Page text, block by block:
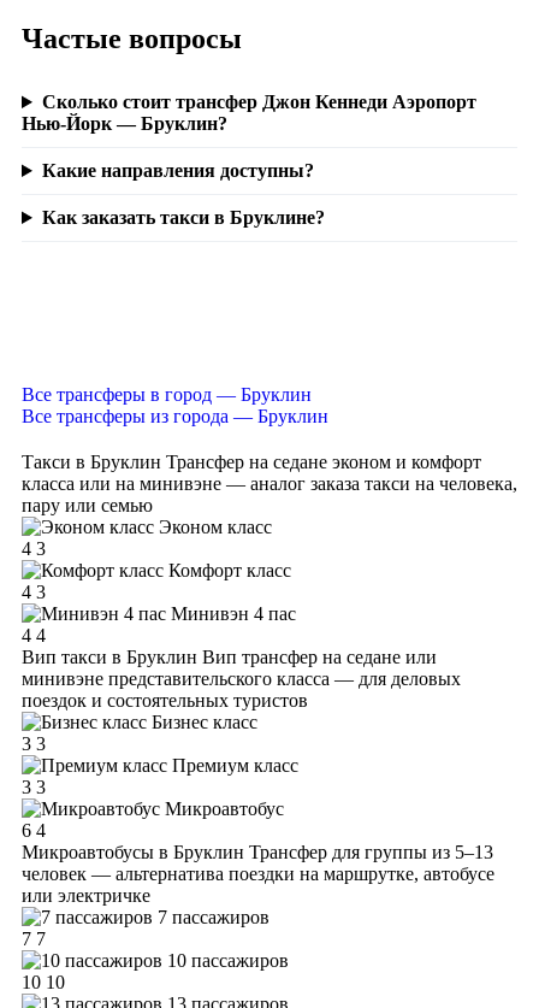
Частые вопросы
Сколько стоит трансфер Джон Кеннеди Аэропорт
Нью-Йорк — Бруклин?
Какие направления доступны?
Как заказать такси в Бруклине?
Все трансферы в город — Бруклин
Все трансферы из города — Бруклин
Такси в Бруклин Трансфер на седане эконом и комфорт
класса или на минивэне — аналог заказа такси на человека,
пару или семью
Эконом класс
4 3
Комфорт класс
4 3
Минивэн 4 пас
4 4
Вип такси в Бруклин Вип трансфер на седане или
минивэне представительского класса — для деловых
поездок и состоятельных туристов
Бизнес класс
3 3
Премиум класс
3 3
Микроавтобус
6 4
Микроавтобусы в Бруклин Трансфер для группы из 5–13
человек — альтернатива поездки на маршрутке, автобусе
или электричке
7 пассажиров
7 7
10 пассажиров
10 10
13 пассажиров